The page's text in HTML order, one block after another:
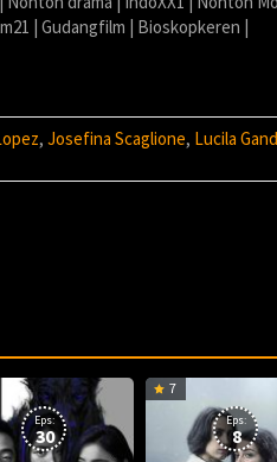
| Gudangfilm | Bioskopkeren |
, Josefina Scaglione, Lucila
Eps:
30
7
Eps:
8